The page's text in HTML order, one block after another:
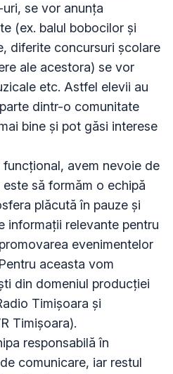
se vor anunța
(ex. balul bobocilor și
diferite concursuri școlare
ale acestora) se vor
etc. Astfel elevii au
dintr-o comunitate
bine și pot găsi interese
avem nevoie de
să formăm o echipă
plăcută în pauze și
informații relevante pentru
evenimentelor
aceasta vom
din domeniul producției
Timișoara și
Timișoara).
responsabilă în
comunicare, iar restul